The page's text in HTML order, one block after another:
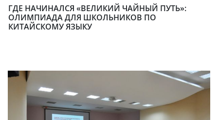
ГДЕ НАЧИНАЛСЯ «ВЕЛИКИЙ ЧАЙНЫЙ ПУТЬ»:
ОЛИМПИАДА ДЛЯ ШКОЛЬНИКОВ ПО
КИТАЙСКОМУ ЯЗЫКУ